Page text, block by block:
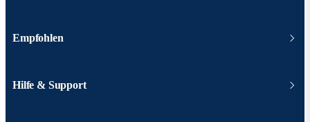
Empfohlen
Hilfe & Support